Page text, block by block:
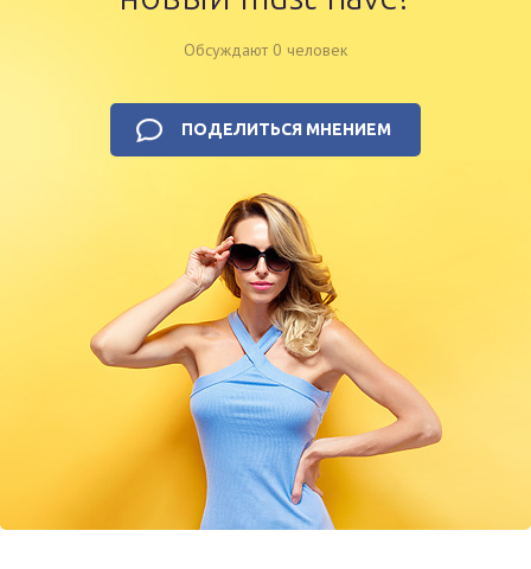
Обсуждают 0 человек
ПОДЕЛИТЬСЯ МНЕНИЕМ